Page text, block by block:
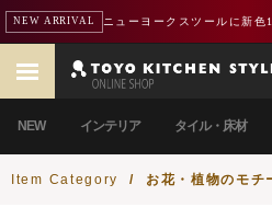
NEW ARRIVAL ニューヨークスツールに新色
NEW インテリア タイル・床材
Item Category / お花・植物のモチ